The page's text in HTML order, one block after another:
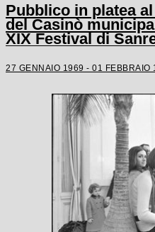
Pubblico in platea
del Casinò
XIX Festival di
27 GENNAIO 1969 - 01 FEBBRAIO